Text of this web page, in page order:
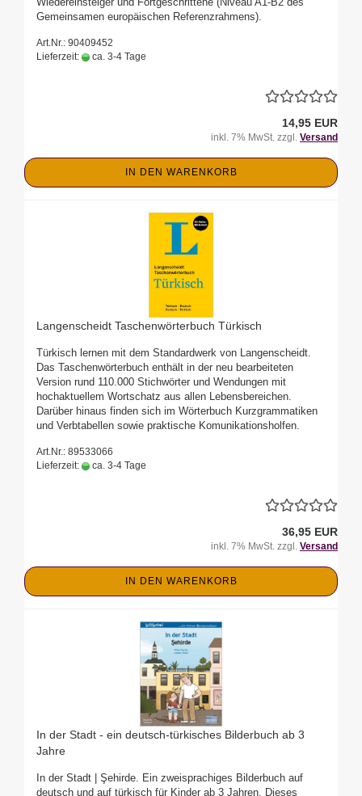
Gemeinsamen europäischen Referenzrahmens).
Art.Nr.: 90409452
Lieferzeit:
ca. 3-4 Tage
14,95 EUR
inkl. 7% MwSt. zzgl. Versand
IN DEN WARENKORB
Langenscheidt Taschenwörterbuch Türkisch
Türkisch lernen mit dem Standardwerk von Langenscheidt.
Das Taschenwörterbuch enthält in der neu bearbeiteten
Version rund 110.000 Stichwörter und Wendungen mit
hochaktuellem Wortschatz aus allen Lebensbereichen.
Darüber hinaus finden sich im Wörterbuch Kurzgrammatiken
und Verbtabellen sowie praktische Komunikationsholfen.
Art.Nr.: 89533066
Lieferzeit:
ca. 3-4 Tage
36,95 EUR
inkl. 7% MwSt. zzgl. Versand
IN DEN WARENKORB
In der Stadt - ein deutsch-türkisches Bilderbuch ab 3
Jahre
In der Stadt | Şehirde. Ein zweisprachiges Bilderbuch auf
deutsch und auf türkisch für Kinder ab 3 Jahren. Dieses